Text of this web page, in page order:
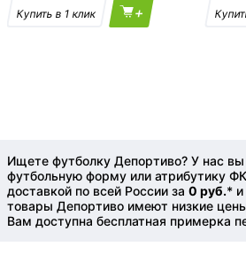
+
Ищете футболку Депортиво? У нас
футбольную форму или атрибутику
доставкой по всей России за 0 руб.* и
товары Депортиво имеют низкие
Вам доступна бесплатная примерка